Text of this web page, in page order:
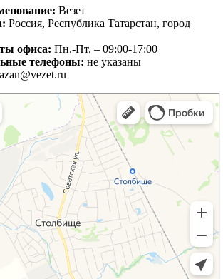
Везет
Россия, Республика Татарстан, город
офиса: Пн.-Пт. – 09:00-17:00
телефоны: не указаны